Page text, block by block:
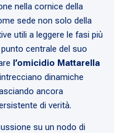
nella cornice della
sede non solo della
utili a leggere le fasi più
centrale del suo
l’omicidio Mattarella
dinamiche
ancora
di verità.
su un nodo di